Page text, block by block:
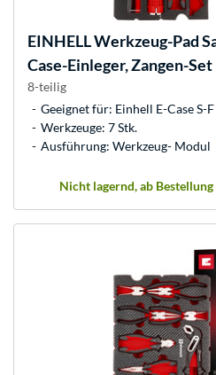
EINHELLWerkzeug-Pad
Case-Einleger, Zangen-Set
8-teilig
Geeignet für: Einhell E-Case S-F
Werkzeuge: 7 Stk.
Ausführung: Werkzeug- Modul
Nicht lagernd, ab